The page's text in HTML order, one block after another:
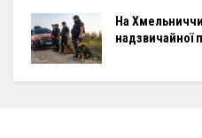
На
надзвичайної